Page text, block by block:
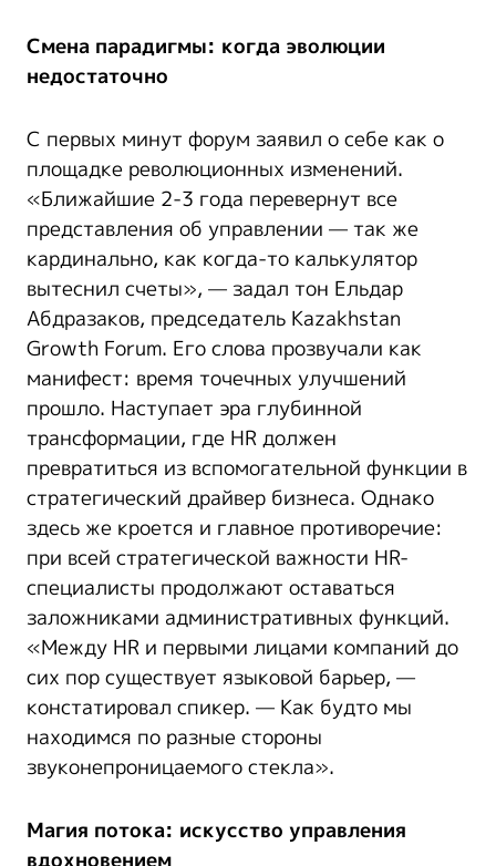
Смена парадигмы: когда эволюции
недостаточно
С первых минут форум заявил о себе как о
площадке революционных изменений.
«Ближайшие 2-3 года перевернут все
представления об управлении — так же
кардинально, как когда-то калькулятор
вытеснил счеты», — задал тон Ельдар
Абдразаков, председатель Kazakhstan
Growth Forum. Его слова прозвучали как
манифест: время точечных улучшений
прошло. Наступает эра глубинной
трансформации, где HR должен
превратиться из вспомогательной функции в
стратегический драйвер бизнеса. Однако
здесь же кроется и главное противоречие:
при всей стратегической важности HR-
специалисты продолжают оставаться
заложниками административных функций.
«Между HR и первыми лицами компаний до
сих пор существует языковой барьер, —
констатировал спикер. — Как будто мы
находимся по разные стороны
звуконепроницаемого стекла».
Магия потока: искусство управления